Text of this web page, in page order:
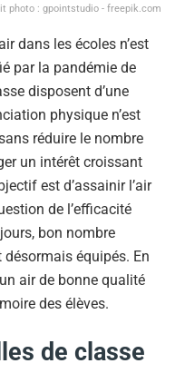
photo : gpointstudio - freepik.com
dans les écoles n’est
par la pandémie de
disposent d’une
physique n’est
réduire le nombre
un intérêt croissant
est d’assainir l’air
de l’efficacité
bon nombre
équipés. En
air de bonne qualité
des élèves.
de classe